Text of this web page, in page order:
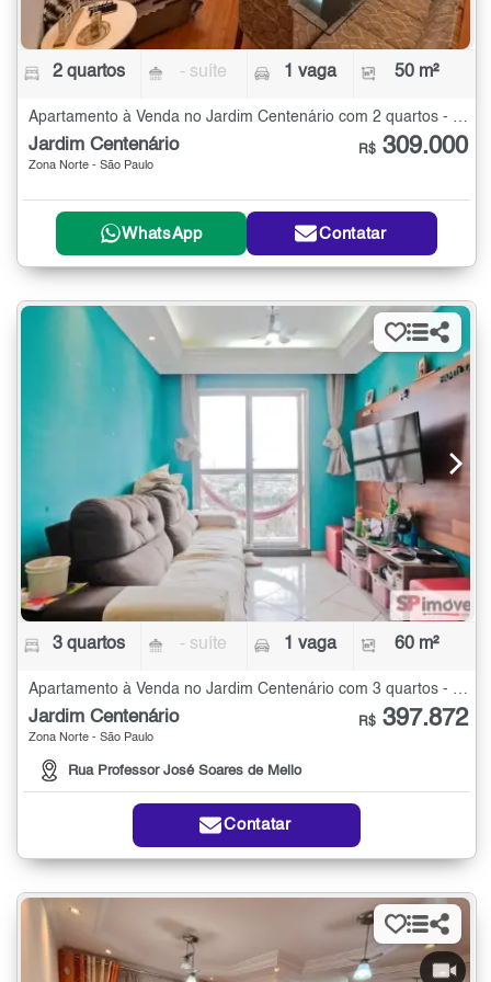
2 quartos - suíte 1 vaga 50 m²
Apartamento à Venda no Jardim Centenário com 2 quartos - 50 m²
Jardim Centenário
Zona Norte - São Paulo
R$ 309.000
WhatsApp Contatar
3 quartos - suíte 1 vaga 60 m²
Apartamento à Venda no Jardim Centenário com 3 quartos - 60 m²
Jardim Centenário
Zona Norte - São Paulo
Rua Professor José Soares de Mello
R$ 397.872
Contatar